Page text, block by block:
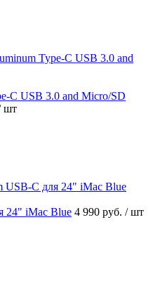
C USB 3.0 and Micro/SD
шт
24" iMac Blue 4 990 руб. / шт